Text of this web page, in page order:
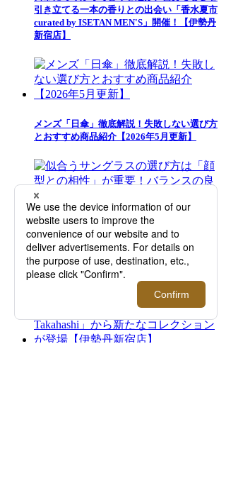
引き立てる一本の香りとの出会い「香水夏市
curated by ISETAN MEN'S」開催！【伊勢丹
新宿店】
メンズ「日傘」徹底解説！失敗しない選び方
とおすすめ商品紹介【2026年5月更新】
似合うサングラスの選び方は「顔型との相
性」が重要！バランスの良いフレームの見つ
け方【2026年更新】